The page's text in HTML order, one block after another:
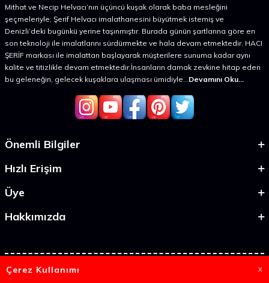
Mithat ve Necip Helvacı’nın üçüncü kuşak olarak baba mesleğini
şeçmeleriyle; Şerif Helvacı imalathanesini büyütmek istemiş ve
Denizli’deki bugünkü yerine taşınmıştır. Burada günün şartlarına göre en
son teknoloji ile imalatlarını sürdürmekte ve hala devam etmektedir. HACI
ŞERİF markası ile imalattan başlayarak müşterilere sunuma kadar aynı
kalite ve titizlikle devam etmektedir.İnsanların damak zevkine hitap eden
bu geleneğin, gelecek kuşaklara ulaşması ümidiyle... Devamını Oku...
Önemli Bilgiler
Hızlı Erişim
Üye
Hakkımızda
Çerez Kullanımı
X